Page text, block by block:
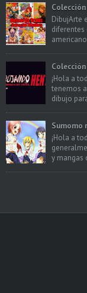
DibujArte
¡Hola a
tenemos
dibujo
Sumomo
¡Hola a
y mangas